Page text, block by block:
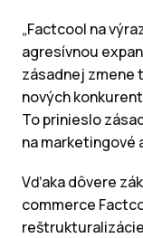
„Factcool na
agresívnou
zásadnej zmene
nových
To prinieslo
na marketingové
Vďaka dôvere
commerce